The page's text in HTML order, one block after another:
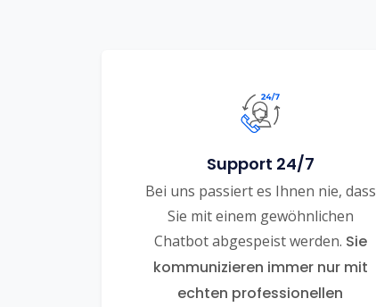
Support 24/7
Bei uns passiert es Ihnen nie, dass
Sie mit einem gewöhnlichen
Chatbot abgespeist werden. Sie
kommunizieren immer nur mit
echten professionellen